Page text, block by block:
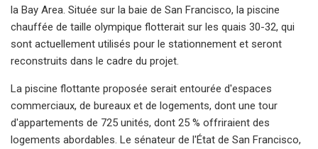
la Bay Area. Située sur la baie de San Francisco, la piscine
chauffée de taille olympique flotterait sur les quais 30-32, qui
sont actuellement utilisés pour le stationnement et seront
reconstruits dans le cadre du projet.
La piscine flottante proposée serait entourée d'espaces
commerciaux, de bureaux et de logements, dont une tour
d'appartements de 725 unités, dont 25 % offriraient des
logements abordables. Le sénateur de l'État de San Francisco,